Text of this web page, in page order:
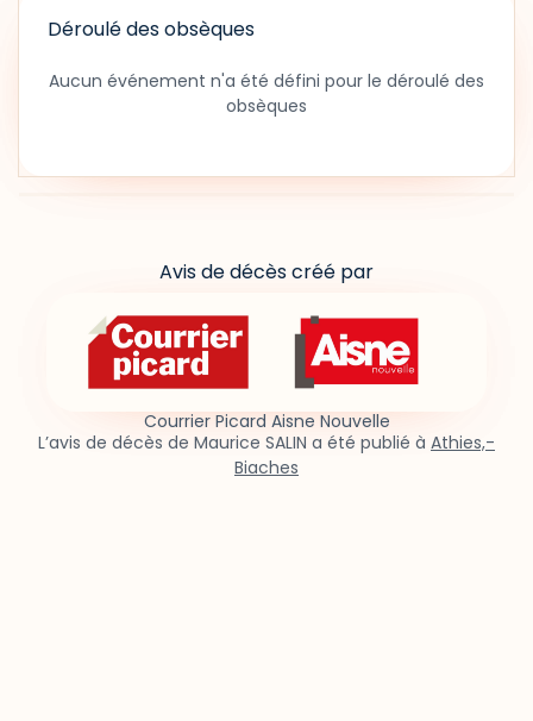
Déroulé des obsèques
Aucun événement n'a été défini pour le déroulé des
obsèques
Avis de décès créé par
Courrier Picard Aisne Nouvelle
L’avis de décès de Maurice SALIN a été publié à Athies,-
Biaches